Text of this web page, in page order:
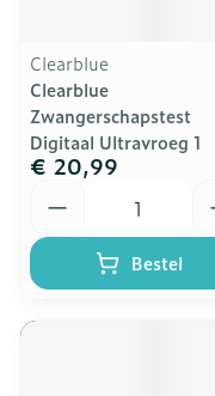
Clearblue
Clearblue
Zwangerschapstest
Digitaal Ultravroeg 1
€ 20,99
Bestel